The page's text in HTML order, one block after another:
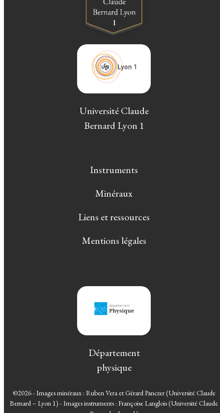
Université Claude
Bernard Lyon 1
Instruments
Minéraux
Liens et ressources
Mentions légales
Département
physique
©2026 - Images minéraux : Ruben Vera et Gérard Panczer (Université Claude
Bernard – Lyon 1) - Images instruments : Françoise Langlois (Université Claude